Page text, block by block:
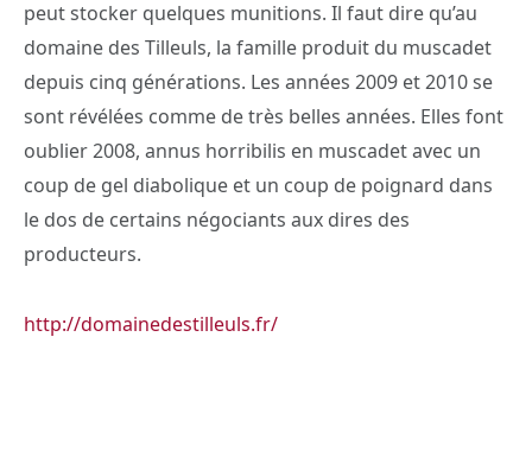
peut stocker quelques munitions. Il faut dire qu’au
domaine des Tilleuls, la famille produit du muscadet
depuis cinq générations. Les années 2009 et 2010 se
sont révélées comme de très belles années. Elles font
oublier 2008, annus horribilis en muscadet avec un
coup de gel diabolique et un coup de poignard dans
le dos de certains négociants aux dires des
producteurs.
http://domainedestilleuls.fr/